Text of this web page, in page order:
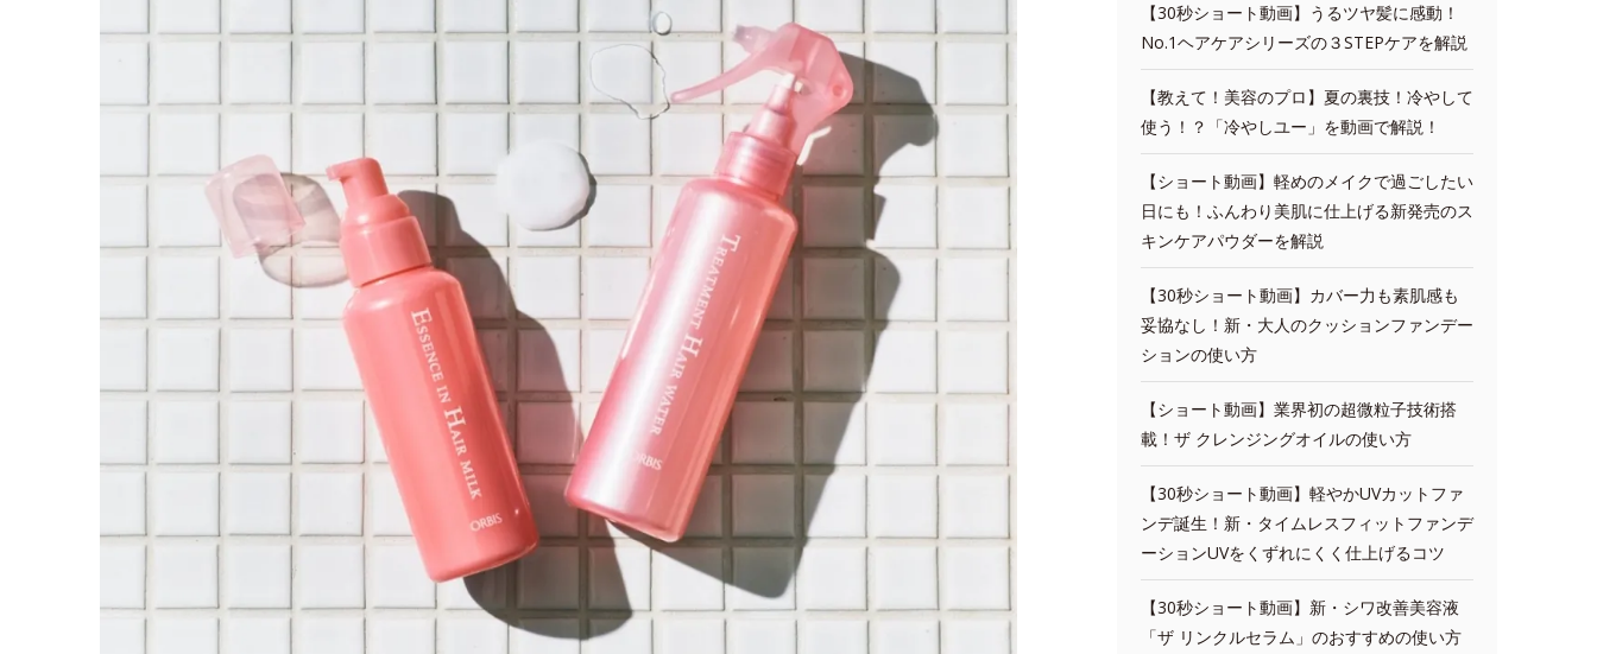
【30秒ショート動画】うるツヤ髪に感動！
No.1ヘアケアシリーズの３STEPケアを解説
【教えて！美容のプロ】夏の裏技！冷やして
使う！？「冷やしユー」を動画で解説！
【ショート動画】軽めのメイクで過ごしたい
日にも！ふんわり美肌に仕上げる新発売のス
キンケアパウダーを解説
【30秒ショート動画】カバー力も素肌感も
妥協なし！新・大人のクッションファンデー
ションの使い方
【ショート動画】業界初の超微粒子技術搭
載！ザ クレンジングオイルの使い方
【30秒ショート動画】軽やかUVカットファ
ンデ誕生！新・タイムレスフィットファンデ
ーションUVをくずれにくく仕上げるコツ
【30秒ショート動画】新・シワ改善美容液
「ザ リンクルセラム」のおすすめの使い方